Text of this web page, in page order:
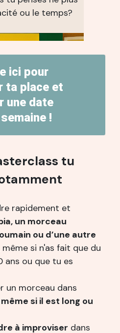
ou le temps?
ici pour
ta place et
une date
!
tu
rapidement et
un morceau
ou d’une autre
même si n'as fait que du
ans ou que tu es
un morceau dans
même si il est long ou
à improviser dans